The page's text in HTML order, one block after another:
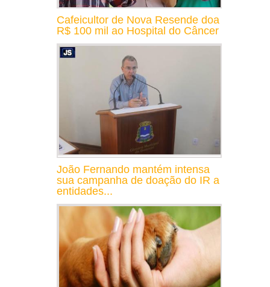
Cafeicultor de Nova Resende doa
R$ 100 mil ao Hospital do Câncer
João Fernando mantém intensa
sua campanha de doação do IR a
entidades...